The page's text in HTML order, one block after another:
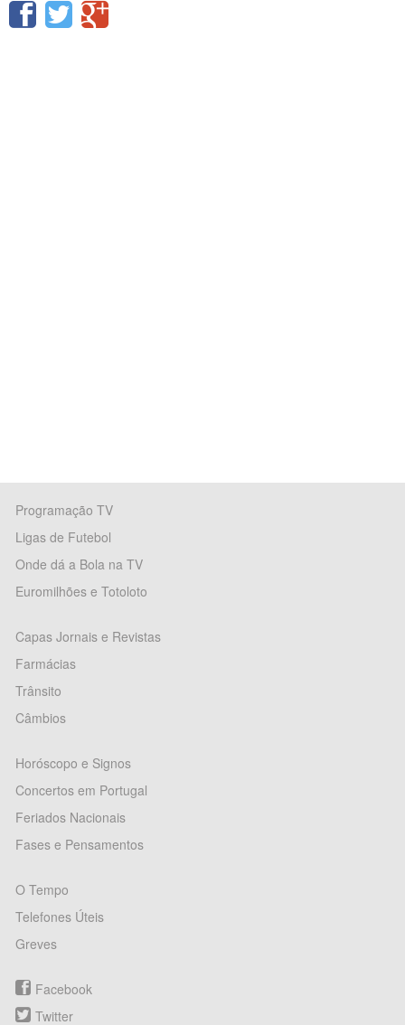
Programação TV
Ligas de Futebol
Onde dá a Bola na TV
Euromilhões e Totoloto
Capas Jornais e Revistas
Farmácias
Trânsito
Câmbios
Horóscopo e Signos
Concertos em Portugal
Feriados Nacionais
Fases e Pensamentos
O Tempo
Telefones Úteis
Greves
Facebook
Twitter